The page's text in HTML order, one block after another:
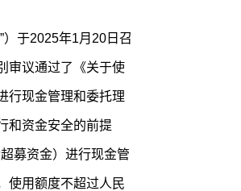
）于2025年1月20日召
审议通过了《关于使
行现金管理和委托理
和资金安全的前提
募资金）进行现金管
使用额度不超过人民